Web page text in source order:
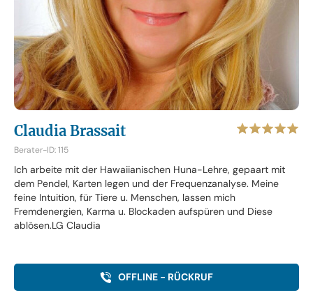
Claudia Brassait
Berater-ID: 115
Ich arbeite mit der Hawaiianischen Huna-Lehre, gepaart mit
dem Pendel, Karten legen und der Frequenzanalyse. Meine
feine Intuition, für Tiere u. Menschen, lassen mich
Fremdenergien, Karma u. Blockaden aufspüren und Diese
ablösen.LG Claudia
OFFLINE - RÜCKRUF